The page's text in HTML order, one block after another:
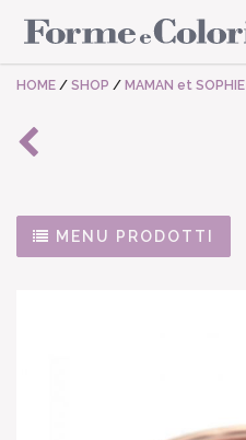
HOME / SHOP / MAMAN et SOPHIE
MENU PRODOTTI